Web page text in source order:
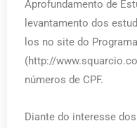
Aprofundamento de
levantamento dos
los no site do Programa
(http://
números de CPF.
Diante do interesse